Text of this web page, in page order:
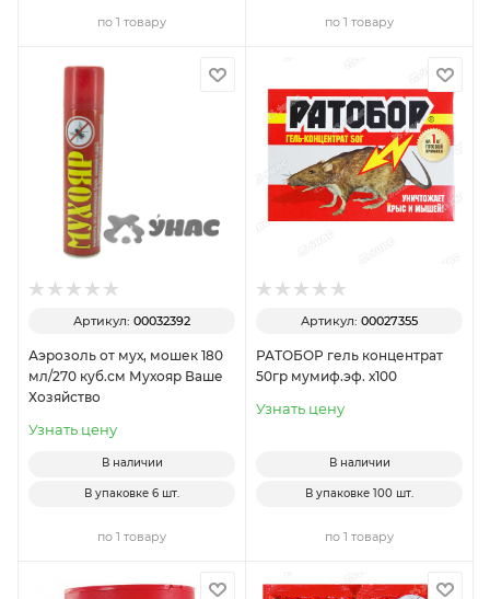
по 1 товару по 1 товару
Артикул: 00032392
Аэрозоль от мух, мошек 180
мл/270 куб.см Мухояр Ваше
Хозяйство
Узнать цену
В наличии
В упаковке 6 шт.
по 1 товару
Артикул: 00027355
РАТОБОР гель концентрат
50гр мумиф.эф. х100
Узнать цену
В наличии
В упаковке 100 шт.
по 1 товару